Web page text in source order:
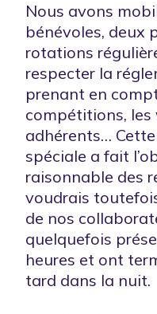
Nous avons
bénévoles, deux
rotations
respecter la
prenant en
compétitions, les
adhérents…
spéciale a fait
raisonnable des
voudrais
de nos
quelquefois
heures et ont
tard dans la nuit.